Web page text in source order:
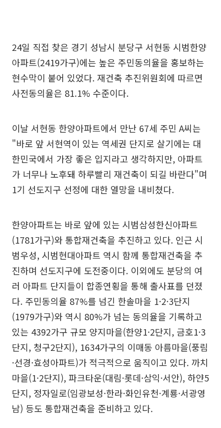
24일 직접 찾은 경기 성남시 분당구 서현동 시범한양
아파트(2419가구)에는 높은 주민동의율을 홍보하는
현수막이 붙어 있었다. 재건축 추진위원회에 따르면
사전동의율은 81.1% 수준이다.
이날 서현동 한양아파트에서 만난 67세 주민 A씨는
"바로 앞 서현역이 있는 역세권 단지로 살기에는 대
한민국에서 가장 좋은 입지라고 생각하지만, 아파트
가 너무나 노후돼 하루빨리 재건축이 되길 바란다"며
1기 선도지구 선정에 대한 열망을 내비쳤다.
한양아파트는 바로 앞에 있는 시범삼성한신아파트
(1781가구)와 통합재건축을 추진하고 있다. 인근 시
범우성, 시범현대아파트 역시 함께 통합재건축을 추
진하며 선도지구에 도전중이다. 이외에도 분당의 여
러 아파트 단지들이 합종연횡을 통해 출사표를 던졌
다. 주민동의율 87%를 넘긴 한솔마을 1·2·3단지
(1979가구)와 역시 80%가 넘는 동의율을 기록하고
있는 4392가구 규모 양지마을(한양1·2단지, 금호1·3
단지, 청구2단지), 1634가구의 이매동 아름마을(풍림
·선경·효성아파트)가 적극적으로 움직이고 있다. 까치
마을(1·2단지), 파크타운(대림·롯데·삼익·서안), 하얀5
단지, 정자일로(임광보성·한라·화인유천·계룡·서광영
남) 등도 통합재건축을 준비하고 있다.